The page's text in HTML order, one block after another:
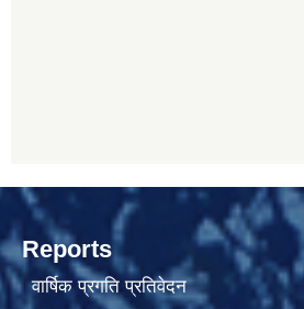
Reports
वार्षिक प्रगति प्रतिवेदन